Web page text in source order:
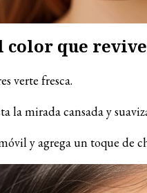
color que
verte fresca.
la mirada cansada y
y agrega un toque de